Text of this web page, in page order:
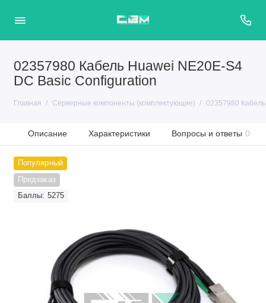
02357980 Кабель Huawei NE20E-S4
DC Basic Configuration
Главная Серверные компоненты (комплектующие) 02357980
Описание Характеристики Вопросы и ответы 0
Популярный
Предзаказ
Баллы: 5275